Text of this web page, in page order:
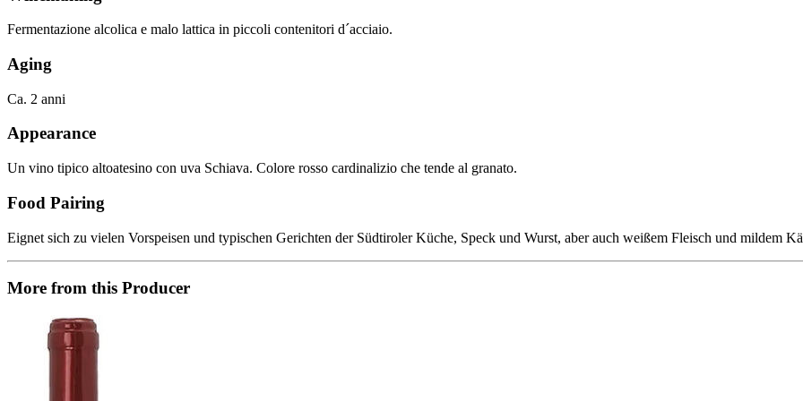
Fermentazione alcolica e malo lattica in piccoli contenitori d´acciaio.
Aging
Ca. 2 anni
Appearance
Un vino tipico altoatesino con uva Schiava. Colore rosso cardinalizio che tende al granato.
Food Pairing
Eignet sich zu vielen Vorspeisen und typischen Gerichten der Südtiroler Küche, Speck und Wurst, aber auch weißem Fleisch und mildem
More from this Producer